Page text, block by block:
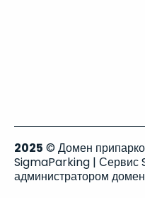
2025 © Домен
SigmaParking | Сервис
администратором